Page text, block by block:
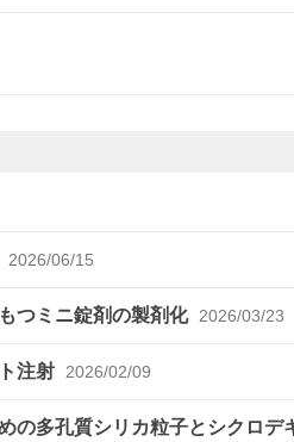
2026/06/15
つミニ錠剤の製剤化 2026/03/23
注射 2026/02/09
の多孔質シリカ粒子とシクロデ